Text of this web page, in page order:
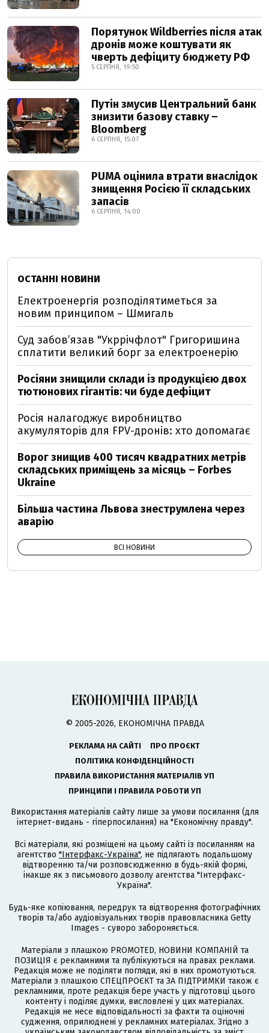
Порятунок Wildberries після атак
дронів може коштувати як
чверть дефіциту бюджету РФ
5 СЕРПНЯ, 19:50
Путін змусив Центральний банк
знизити базову ставку –
Bloomberg
6 СЕРПНЯ, 15:07
PUMA оцінила втрати внаслідок
знищення Росією її складських
запасів
6 СЕРПНЯ, 14:00
ОСТАННІ НОВИНИ
Електроенергія розподілятиметься за
новим принципом – Шмигаль
Суд забов’язав "Укррічфлот" Григоришина
сплатити великий борг за електроенерію
Росіяни знищили склади із продукцією двох
тютюнових гігантів: чи буде дефіцит
Росія налагоджує виробництво
акумуляторів для FPV-дронів: хто допомагає
Ворог знищив 400 тисяч квадратних метрів
складських приміщень за місяць – Forbes
Ukraine
Більша частина Львова знеструмлена через
аварію
ВСІ НОВИНИ
© 2005-2026, ЕКОНОМІЧНА ПРАВДА
РЕКЛАМА НА САЙТІ
ПРО ПРОЄКТ
ПОЛІТИКА КОНФІДЕНЦІЙНОСТІ
ПРАВИЛА ВИКОРИСТАННЯ МАТЕРІАЛІВ УП
ПРИНЦИПИ І ПРАВИЛА РОБОТИ УП
Використання матеріалів сайту лише за умови посилання (для
інтернет-видань - гіперпосилання) на "Економічну правду".
Всі матеріали, які розміщені на цьому сайті із посиланням на
агентство "Інтерфакс-Україна", не підлягають подальшому
відтворенню та/чи розповсюдженню в будь-якій формі,
інакше як з письмового дозволу агентства "Інтерфакс-
Україна".
Будь-яке копіювання, передрук та відтворення фотографічних
творів та/або аудіовізуальних творів правовласника Getty
Images - суворо забороняється.
Матеріали з плашкою PROMOTED, НОВИНИ КОМПАНІЙ та
ПОЗИЦІЯ є рекламними та публікуються на правах реклами.
Редакція може не поділяти погляди, які в них промотуються.
Матеріали з плашкою СПЕЦПРОЄКТ та ЗА ПІДТРИМКИ також є
рекламними, проте редакція бере участь у підготовці цього
контенту і поділяє думки, висловлені у цих матеріалах.
Редакція не несе відповідальності за факти та оціночні
судження, оприлюднені у рекламних матеріалах. Згідно з